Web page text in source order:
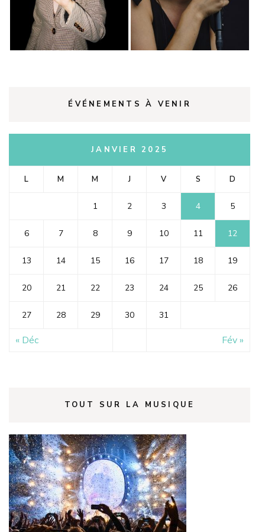
ÉVÉNEMENTS À VENIR
JANVIER 2025
L M M J V S D
1 2 3 4 5
6 7 8 9 10 11 12
13 14 15 16 17 18 19
20 21 22 23 24 25 26
27 28 29 30 31
« Déc Fév »
TOUT SUR LA MUSIQUE